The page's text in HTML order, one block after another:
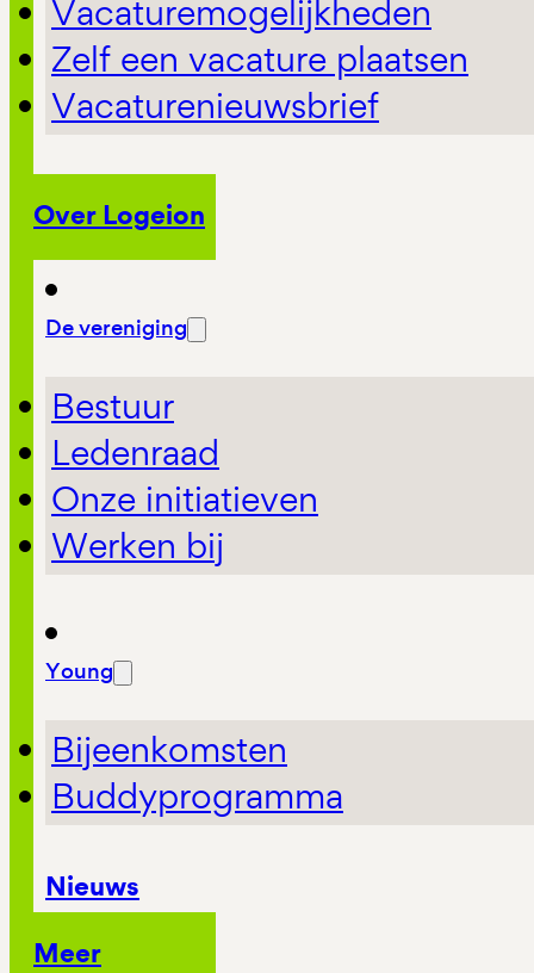
Vacaturemogelijkheden
Zelf een vacature plaatsen
Vacaturenieuwsbrief
Over Logeion
De vereniging
Bestuur
Ledenraad
Onze initiatieven
Werken bij
Young
Bijeenkomsten
Buddyprogramma
Nieuws
Meer